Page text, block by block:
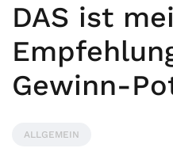
DAS ist
Gewinn-
ALLGEMEIN